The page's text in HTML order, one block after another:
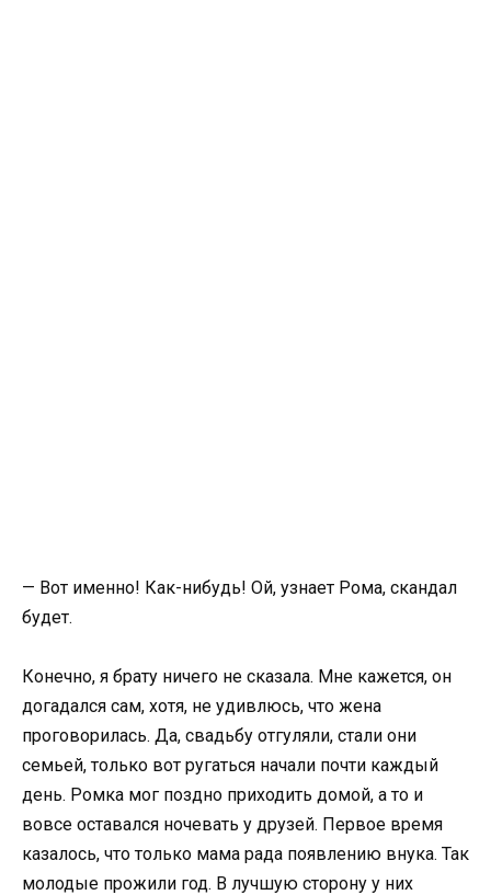
— Вот именно! Как-нибудь! Ой, узнает Рома, скандал
будет.
Конечно, я брату ничего не сказала. Мне кажется, он
догадался сам, хотя, не удивлюсь, что жена
проговорилась. Да, свадьбу отгуляли, стали они
семьей, только вот ругаться начали почти каждый
день. Ромка мог поздно приходить домой, а то и
вовсе оставался ночевать у друзей. Первое время
казалось, что только мама рада появлению внука. Так
молодые прожили год. В лучшую сторону у них